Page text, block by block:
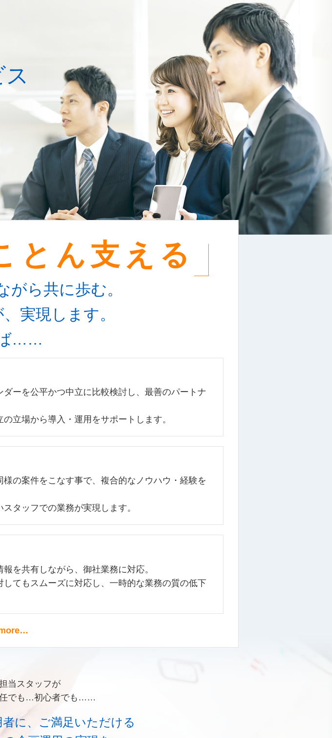
とん支える
がら共に歩む。
実現します。
……
ーを公平かつ中立に比較検討し、最善のパートナ
立場から導入・運用をサポートします。
の案件をこなす事で、複合的なノウハウ・経験を
タッフでの業務が実現します。
を共有しながら、御社業務に対応。
してもスムーズに対応し、一時的な業務の質の低下
当スタッフが
でも…初心者でも……
に、ご満足いただける